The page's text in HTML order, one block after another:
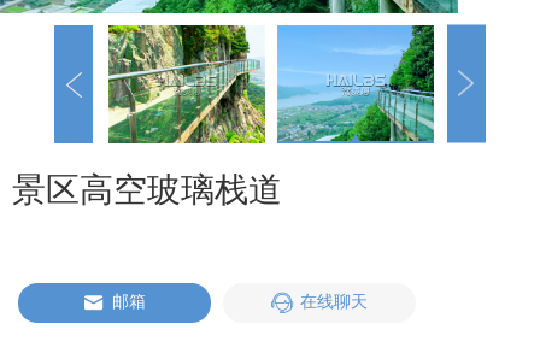
景区高空玻璃栈道
邮箱 在线聊天